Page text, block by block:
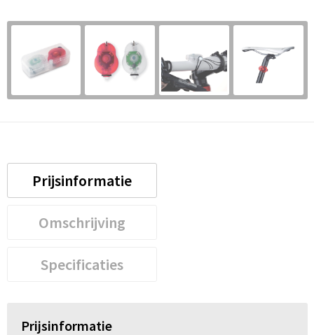
Prijsinformatie
Omschrijving
Specificaties
Prijsinformatie